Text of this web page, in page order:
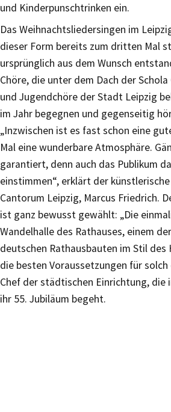
und Kinderpunschtrinken ein.
Das Weihnachtsliedersingen im
dieser Form bereits zum dritten Mal
ursprünglich aus dem Wunsch
Chöre, die unter dem Dach der
und Jugendchöre der Stadt Leipzig
im Jahr begegnen und gegenseitig
„Inzwischen ist es fast schon eine
Mal eine wunderbare Atmosphäre.
garantiert, denn auch das Publikum
einstimmen“, erklärt der
Cantorum Leipzig, Marcus Friedrich.
ist ganz bewusst gewählt: „Die
Wandelhalle des Rathauses, einem
deutschen Rathausbauten im Stil
die besten Voraussetzungen für solch
Chef der städtischen Einrichtung, die
ihr 55. Jubiläum begeht.